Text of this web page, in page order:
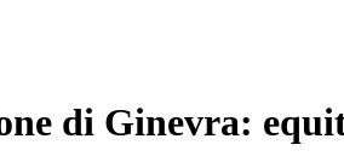
di Ginevra: